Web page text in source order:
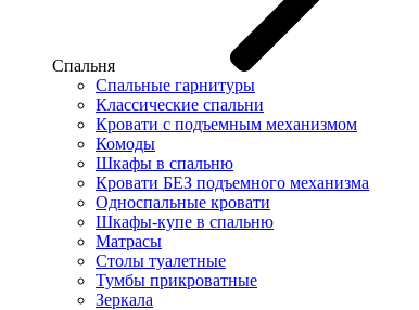
Спальня
Спальные гарнитуры
Классические спальни
Кровати с подъемным механизмом
Комоды
Шкафы в спальню
Кровати БЕЗ подъемного механизма
Односпальные кровати
Шкафы-купе в спальню
Матрасы
Столы туалетные
Тумбы прикроватные
Зеркала